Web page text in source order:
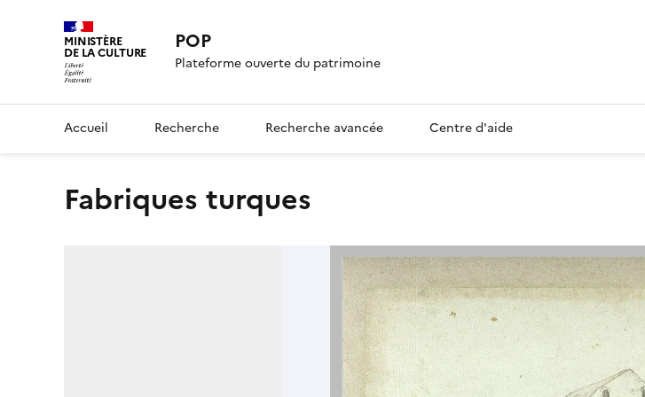
MINISTÈRE
DE LA CULTURE POP
Plateforme ouverte du patrimoine
Accueil Recherche Recherche avancée Centre d'aide
Fabriques turques